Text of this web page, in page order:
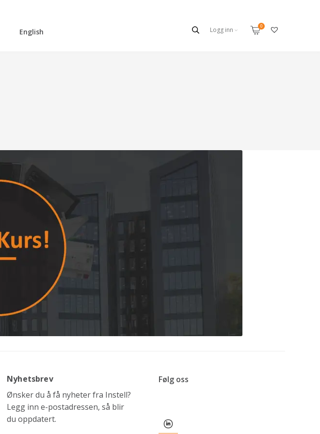
Logg inn
English
Nyhetsbrev
Ønsker du å få nyheter fra Instell?
Legg inn e-postadressen, så blir
du oppdatert.
Følg oss